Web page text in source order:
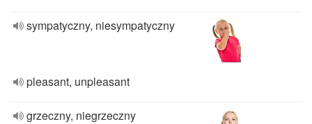
sympatyczny, niesympatyczny
pleasant, unpleasant
grzeczny, niegrzeczny